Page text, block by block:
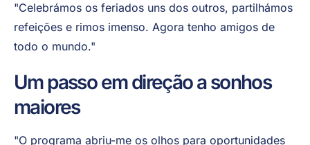
"Celebrámos os feriados uns dos outros, partilhámos
refeições e rimos imenso. Agora tenho amigos de
todo o mundo."
Um passo em direção a sonhos
maiores
"O programa abriu-me os olhos para oportunidades